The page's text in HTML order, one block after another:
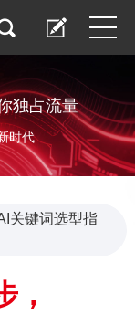
独占流量
时代
关键词选型指
，